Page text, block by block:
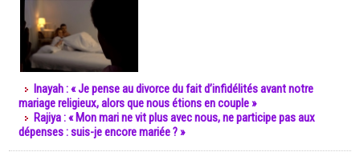
Inayah : « Je pense au divorce du fait d’infidélités avant notre
mariage religieux, alors que nous étions en couple »
Rajiya : « Mon mari ne vit plus avec nous, ne participe pas aux
dépenses : suis-je encore mariée ? »